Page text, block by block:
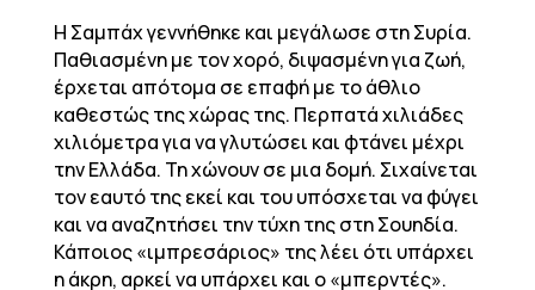
Η Σαμπάχ γεννήθηκε και μεγάλωσε στη Συρία.
Παθιασμένη με τον χορό, διψασμένη για ζωή,
έρχεται απότομα σε επαφή με το άθλιο
καθεστώς της χώρας της. Περπατά χιλιάδες
χιλιόμετρα για να γλυτώσει και φτάνει μέχρι
την Ελλάδα. Τη χώνουν σε μια δομή. Σιχαίνεται
τον εαυτό της εκεί και του υπόσχεται να φύγει
και να αναζητήσει την τύχη της στη Σουηδία.
Κάποιος «ιμπρεσάριος» της λέει ότι υπάρχει
η άκρη, αρκεί να υπάρχει και ο «μπερντές».